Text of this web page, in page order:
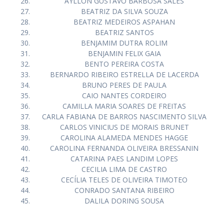
BEATRIZ DA SILVA SOUZA
BEATRIZ MEDEIROS ASPAHAN
BEATRIZ SANTOS
BENJAMIM DUTRA ROLIM
BENJAMIN FELIX GAIA
BENTO PEREIRA COSTA
BERNARDO RIBEIRO ESTRELLA DE LACERDA
BRUNO PERES DE PAULA
CAIO NANTES CORDEIRO
CAMILLA MARIA SOARES DE FREITAS
CARLA FABIANA DE BARROS NASCIMENTO SILVA
CARLOS VINICIUS DE MORAIS BRUNET
CAROLINA ALAMEDA MENDES HAGGE
CAROLINA FERNANDA OLIVEIRA BRESSANIN
CATARINA PAES LANDIM LOPES
CECILIA LIMA DE CASTRO
CECÍLIA TELES DE OLIVEIRA TIMOTEO
CONRADO SANTANA RIBEIRO
DALILA DORING SOUSA